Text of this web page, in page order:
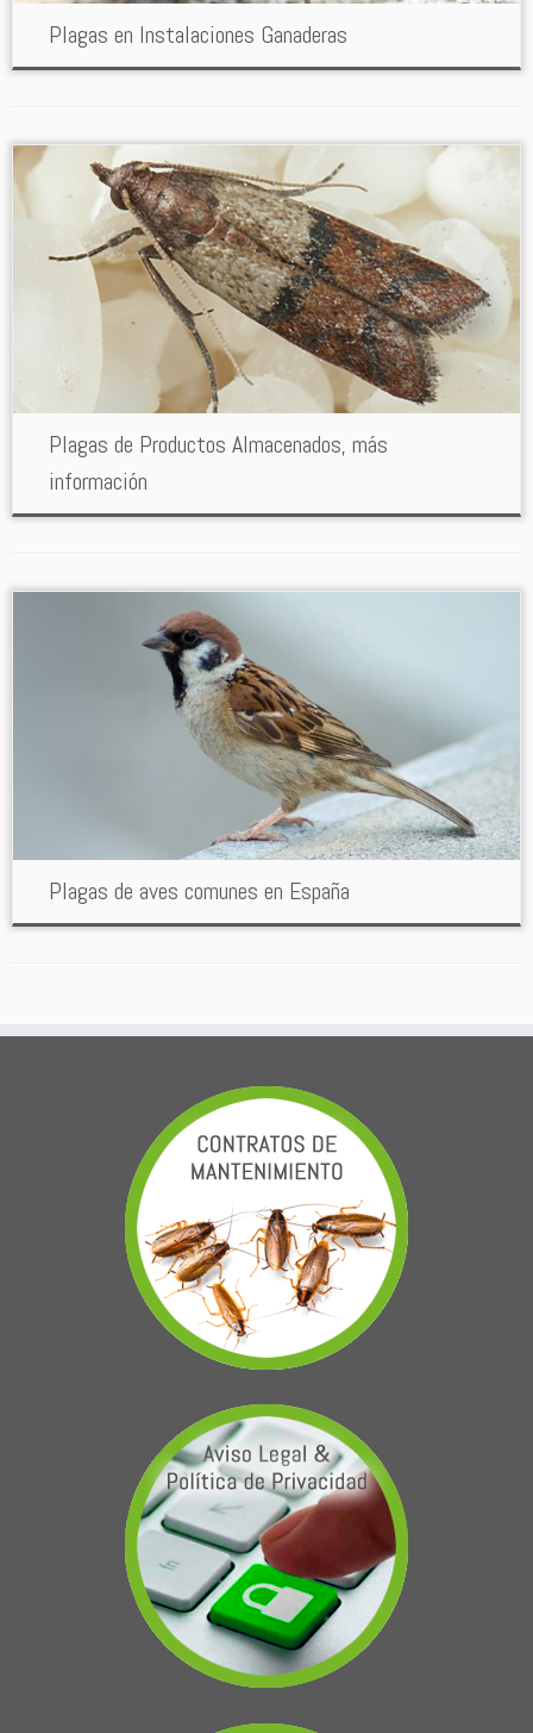
Plagas en Instalaciones Ganaderas
Plagas de Productos Almacenados, más
información
Plagas de aves comunes en España